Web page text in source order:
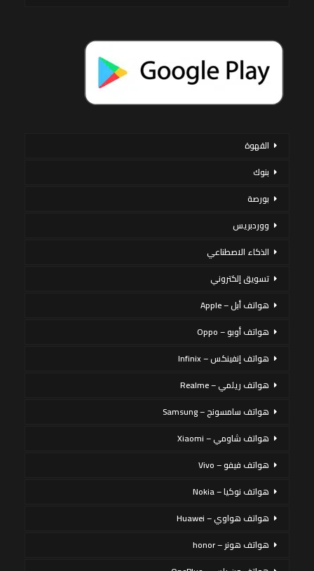
القهوة
بنوك
بورصة
ووردبريس
الذكاء الاصطناعي
تسويق إلكتروني
هواتف أبل – Apple
هواتف أوبو – Oppo
هواتف إنفينكس – Infinix
هواتف ريلمي – Realme
هواتف سامسونج – Samsung
هواتف شاومي – Xiaomi
هواتف فيفو – Vivo
هواتف نوكيا – Nokia
هواتف هواوي – Huawei
هواتف هونر – honor